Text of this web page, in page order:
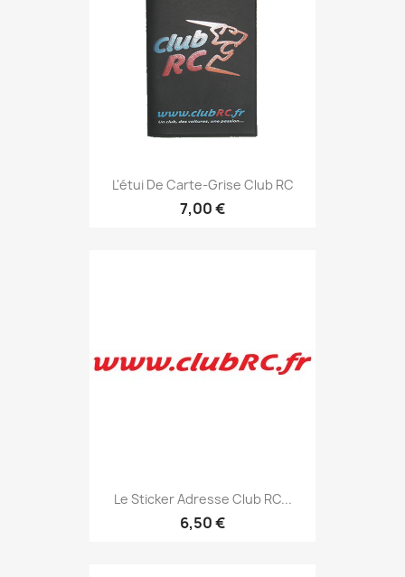
L'étui De Carte-Grise Club RC
7,00 €
Le Sticker Adresse Club RC...
6,50 €